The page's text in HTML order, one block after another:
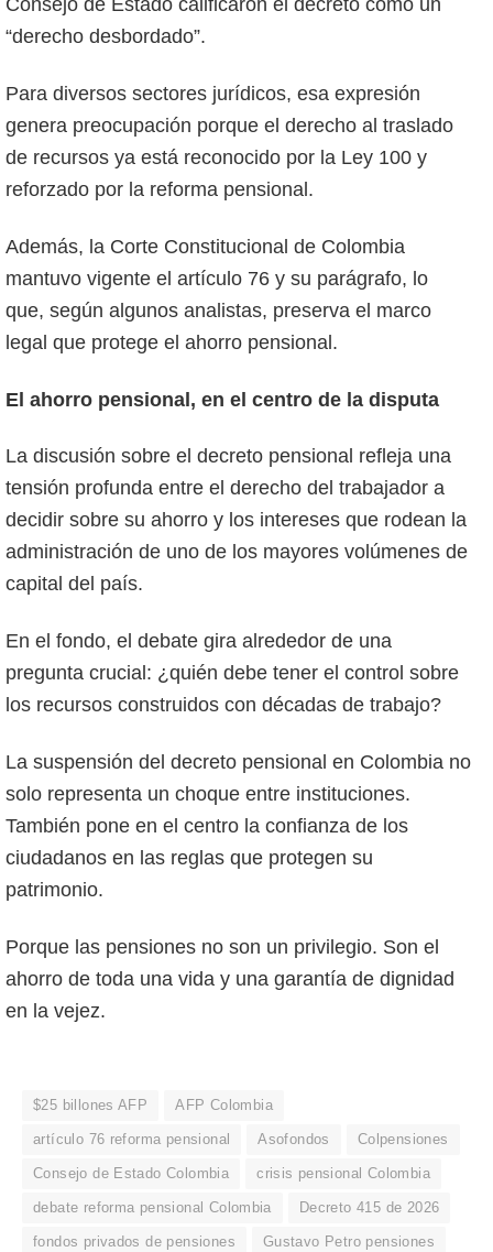
Consejo de Estado calificaron el decreto como un
“derecho desbordado”.
Para diversos sectores jurídicos, esa expresión
genera preocupación porque el derecho al traslado
de recursos ya está reconocido por la Ley 100 y
reforzado por la reforma pensional.
Además, la Corte Constitucional de Colombia
mantuvo vigente el artículo 76 y su parágrafo, lo
que, según algunos analistas, preserva el marco
legal que protege el ahorro pensional.
El ahorro pensional, en el centro de la disputa
La discusión sobre el decreto pensional refleja una
tensión profunda entre el derecho del trabajador a
decidir sobre su ahorro y los intereses que rodean la
administración de uno de los mayores volúmenes de
capital del país.
En el fondo, el debate gira alrededor de una
pregunta crucial: ¿quién debe tener el control sobre
los recursos construidos con décadas de trabajo?
La suspensión del decreto pensional en Colombia no
solo representa un choque entre instituciones.
También pone en el centro la confianza de los
ciudadanos en las reglas que protegen su
patrimonio.
Porque las pensiones no son un privilegio. Son el
ahorro de toda una vida y una garantía de dignidad
en la vejez.
$25 billones AFP AFP Colombia
artículo 76 reforma pensional Asofondos Colpensiones
Consejo de Estado Colombia crisis pensional Colombia
debate reforma pensional Colombia Decreto 415 de 2026
fondos privados de pensiones Gustavo Petro pensiones